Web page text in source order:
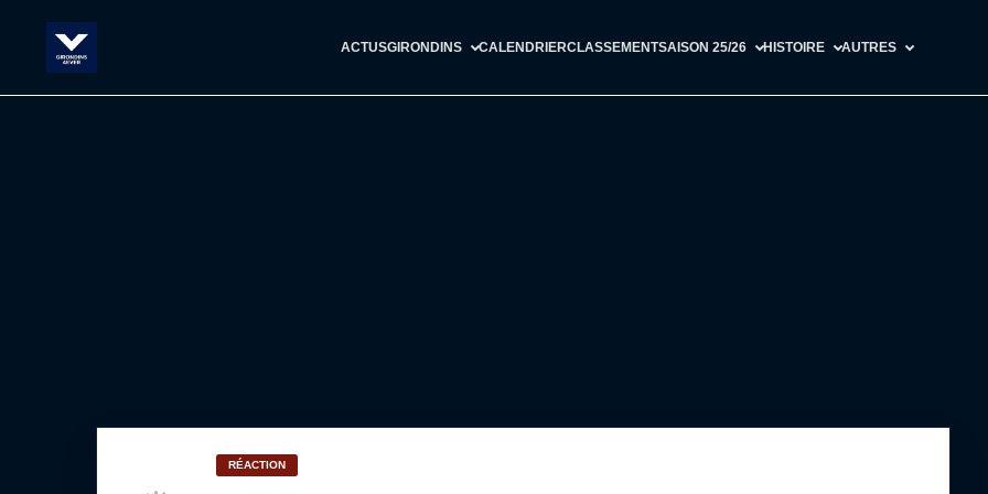
ACTUSGIRONDINS CALENDRIERCLASSEMENTSAISON 25/26 HISTOIRE AUTRES
RÉACTION